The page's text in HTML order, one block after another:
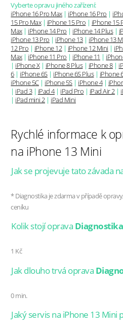
Vyberte opravu jiného zařízení:
iPhone 16 Pro Max| iPhone 16 Pro |
15 Pro Max| iPhone 15 Pro | iPhone 15
Max| iPhone 14 Pro | iPhone 14 Plus|
iPhone 13 Pro | iPhone 13| iPhone 13
12 Pro | iPhone 12| iPhone 12 Mini |
Max| iPhone 11 Pro | iPhone 11 |
| iPhone X| iPhone 8 Plus| iPhone 8|
6| iPhone 6S| iPhone 6S Plus| iPhone
iPhone 5C| iPhone 5S| iPhone 4|
| iPad 3| iPad 4| iPad Pro | iPad Air 2|
| iPad mini 2| iPad Mini
Rychlé informace k
na iPhone 13 Mini
Jak se projevuje tato závada
* Diagnostika je zdarma v případě
ceníku
Kolik stojí oprava Diagnostika
1 Kč
Jak dlouho trvá oprava
0 min.
Jaký servis na iPhone 13 Mini